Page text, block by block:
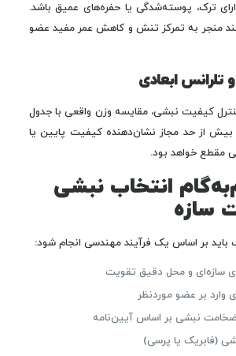
ترک، پوسته‌شدگی یا حفره‌های عمیق باشد.
منجر به تمرکز تنش و کاهش عمر مفید عضو
کیفیت نبشی، مقایسه وزن واقعی با جدول
بیش از حد مجاز نشان‌دهنده کیفیت پایین یا
مقطع خواهد بود.
انتخاب نبشی
سازه
بر اساس یک فرآیند مهندسی انجام شود:
سازه‌ای و محل دقیق تقویت
وارد بر عضو موردنظر
نبشی بر اساس آیین‌نامه
(فابریک یا پرسی)